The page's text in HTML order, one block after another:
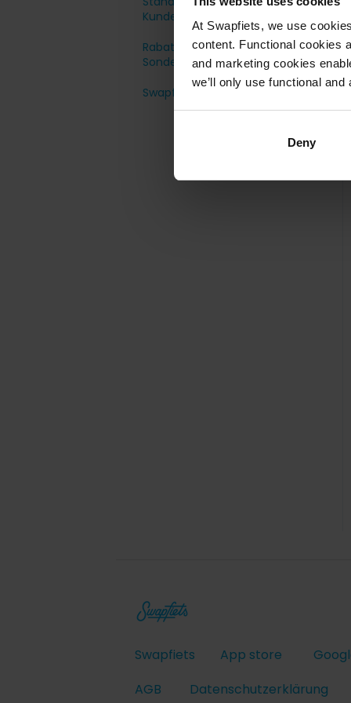
At Swapfiets, we use
content. Functional cookies
and marketing cookies
we’ll only use functional
Deny
Kundenservice
Deutschland
Österreich
Rabatte und
Sonderangebote
Freundschaft Plus
Swapfiets für Unternehmen
Swapfiets App store
AGB Datenschutzerklärung